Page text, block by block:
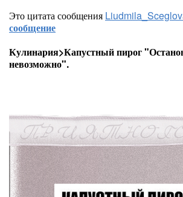
Это цитата сообщения
сообщение
Кулинария>Капустный пирог
невозможно".